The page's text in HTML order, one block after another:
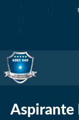
Aspirante